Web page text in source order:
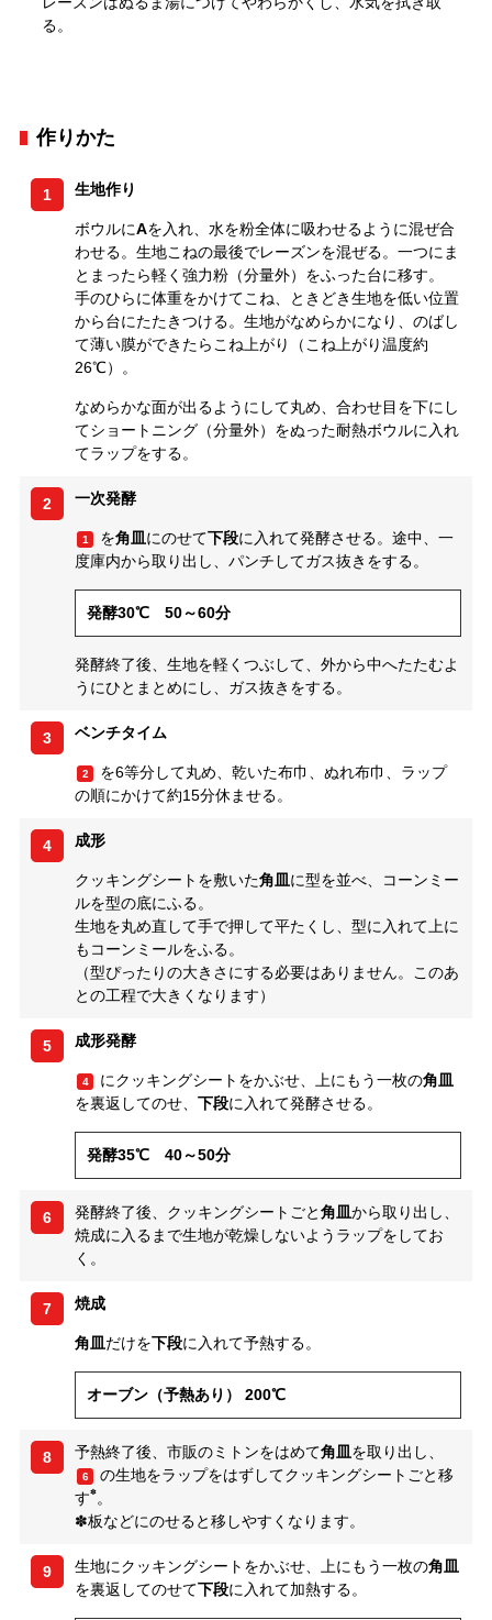
る。
作りかた
1 生地作り
ボウルにAを入れ、水を粉全体に吸わせるように混ぜ合
わせる。生地こねの最後でレーズンを混ぜる。一つにま
とまったら軽く強力粉（分量外）をふった台に移す。
手のひらに体重をかけてこね、ときどき生地を低い位置
から台にたたきつける。生地がなめらかになり、のばし
て薄い膜ができたらこね上がり（こね上がり温度約
26℃）。
なめらかな面が出るようにして丸め、合わせ目を下にし
てショートニング（分量外）をぬった耐熱ボウルに入れ
てラップをする。
2 一次発酵
1 を角皿にのせて下段に入れて発酵させる。途中、一
度庫内から取り出し、パンチしてガス抜きをする。
発酵30℃ 50～60分
発酵終了後、生地を軽くつぶして、外から中へたたむよ
うにひとまとめにし、ガス抜きをする。
3 ベンチタイム
2
を6等分して丸め、乾いた布巾、ぬれ布巾、ラップ
の順にかけて約15分休ませる。
4 成形
クッキングシートを敷いた角皿に型を並べ、コーンミー
ルを型の底にふる。
生地を丸め直して手で押して平たくし、型に入れて上に
もコーンミールをふる。
（型ぴったりの大きさにする必要はありません。このあ
との工程で大きくなります）
5 成形発酵
4 にクッキングシートをかぶせ、上にもう一枚の角皿
を裏返してのせ、 下段に入れて発酵させる。
発酵35℃ 40～50分
6 発酵終了後、クッキングシートごと角皿から取り出し、
焼成に入るまで生地が乾燥しないようラップをしてお
く。
7 焼成
角皿だけを下段に入れて予熱する。
オーブン（予熱あり） 200℃
8 予熱終了後、市販のミトンをはめて角皿を取り出し、
6
の生地をラップをはずしてクッキングシートごと移
す✽。
✽板などにのせると移しやすくなります。
9 生地にクッキングシートをかぶせ、上にもう一枚の角皿
を裏返してのせて下段に入れて加熱する。